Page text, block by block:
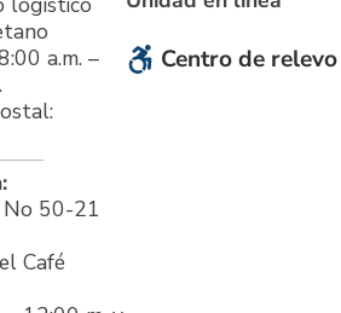
a.m. –
50-21
Café
Centro de relevo